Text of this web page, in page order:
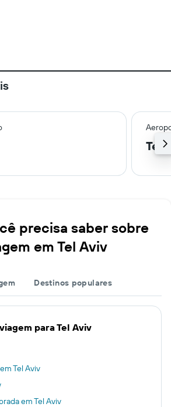
Tel
precisa saber sobre
em Tel Aviv
Destinos populares
para Tel Aviv
Tel Aviv
em Tel Aviv